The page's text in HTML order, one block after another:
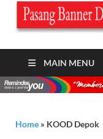
MAIN MENU
Home » KOOD Depok